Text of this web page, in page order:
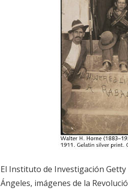
El Instituto de Investigación
Ángeles, imágenes de la